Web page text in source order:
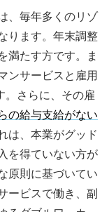
、毎年多くのリゾ
ります。年末調整
満たす方です。ま
ンサービスと雇用
。さらに、その雇
の給与支給がない
は、本業がグッド
を得ていない方が
原則に基づいてい
ービスで働き、副